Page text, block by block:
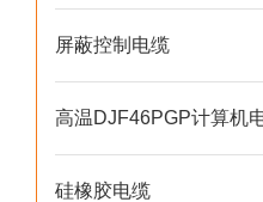
屏蔽控制电缆
高温DJF46PGP计算机
硅橡胶电缆